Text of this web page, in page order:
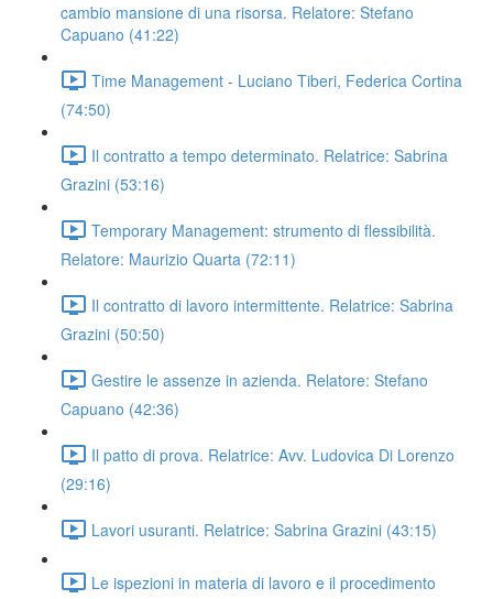
cambio mansione di una risorsa. Relatore: Stefano
Capuano (41:22)
Time Management - Luciano Tiberi, Federica Cortina
(74:50)
Il contratto a tempo determinato. Relatrice: Sabrina
Grazini (53:16)
Temporary Management: strumento di flessibilità.
Relatore: Maurizio Quarta (72:11)
Il contratto di lavoro intermittente. Relatrice: Sabrina
Grazini (50:50)
Gestire le assenze in azienda. Relatore: Stefano
Capuano (42:36)
Il patto di prova. Relatrice: Avv. Ludovica Di Lorenzo
(29:16)
Lavori usuranti. Relatrice: Sabrina Grazini (43:15)
Le ispezioni in materia di lavoro e il procedimento